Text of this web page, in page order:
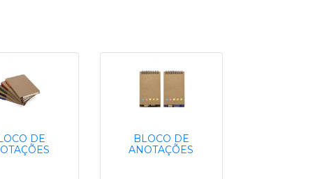
DE
BLOCO DE
ANOTAÇÕES